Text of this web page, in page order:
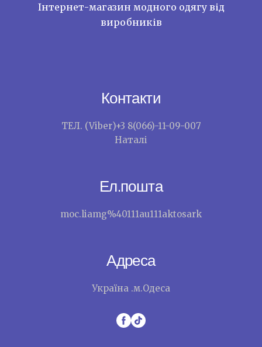
Інтернет-магазин модного одягу від
виробників
Контакти
ТЕЛ. (Viber)+3 8(066)-11-09-007
Наталі
Ел.пошта
moc.liamg%40111au111aktosark
Адреса
Україна .м.Одеса